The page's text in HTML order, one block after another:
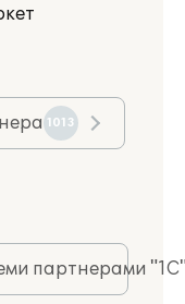
1013
партнерами